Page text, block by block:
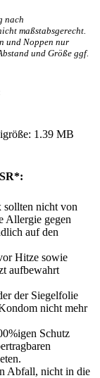
nach
maßstabsgerecht.
und Noppen nur
und Größe ggf.
1.39 MB
sollten nicht von
Allergie gegen
auf den
Hitze sowie
aufbewahrt
der Siegelfolie
nicht mehr
Schutz
Abfall, nicht in die